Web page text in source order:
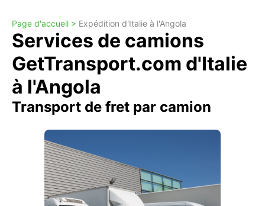
Page d'accueil > Expédition d'Italie à l'Angola
Services de camions
GetTransport.com d'Italie
à l'Angola
Transport de fret par camion